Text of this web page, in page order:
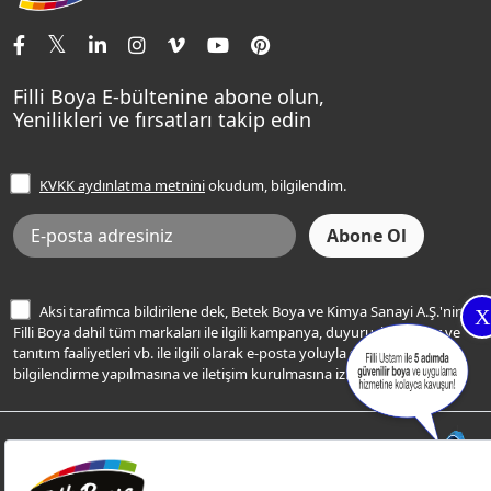
X
Tavan Boyaları
Ev Bakım ve Hobi Boyaları
Yatak Odası Renkleri
Sentomaxx Sentetik Boya
Sentomaxx İpeksi Mat
Momento Life
Şampanya Rengi
Açık Mavi Rengi
Frezya Rengi
İletişim Bilgilerimiz
Renk Danışma
Filli Ustam
Sıkça Sorulan Sorular
Ücretsiz Yalıtım Keşif Hizmeti
Bilgi Toplumu Hizmetleri
İnternet Sitesi Kullanım Koşulları
KVKK Talep Formu
KVKK Aydınlatma Metni
Filli Boya E-bültenine abone olun,
Yenilikleri ve fırsatları takip edin
KVKK aydınlatma metniniokudum, bilgilendim.
Aksi tarafımca bildirilene dek, Betek Boya ve Kimya Sanayi A.Ş.'nin
Filli Boya dahil tüm markaları ile ilgili kampanya, duyuru, hizmetler ve
tanıtım faaliyetleri vb. ile ilgili olarak e-posta yoluyla şahsıma
bilgilendirme yapılmasına ve iletişim kurulmasına izin veriyorum.